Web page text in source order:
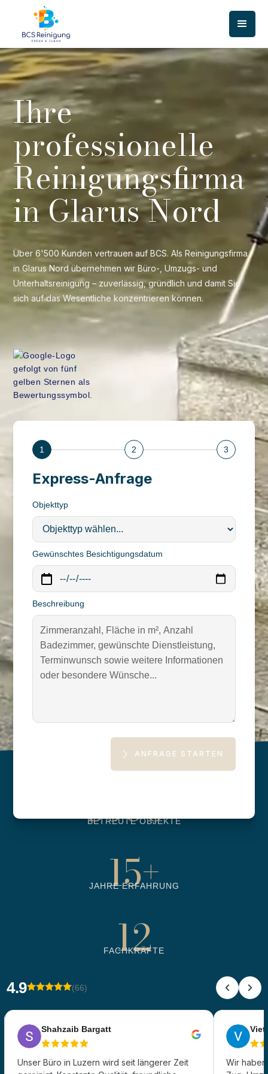
Ihre
professionelle
Reinigungsfirma
in Glarus Nord
Über 6'500 Kunden vertrauen auf BCS. Als Reinigungsfirma
in Glarus Nord übernehmen wir Büro-, Umzugs- und
Unterhaltsreinigung – zuverlässig, gründlich und damit Sie
sich auf das Wesentliche konzentrieren können.
1 2 3
Express-Anfrage
Objekttyp
Gewünschtes Besichtigungsdatum
Beschreibung
ANFRAGE STARTEN
6500+
BETREUTE OBJEKTE
15+
JAHRE ERFAHRUNG
12
FACHKRÄFTE
4.9 (66)
Shahzaib Bargatt
Unser Büro in Luzern wird seit längerer Zeit
Viet
Wir